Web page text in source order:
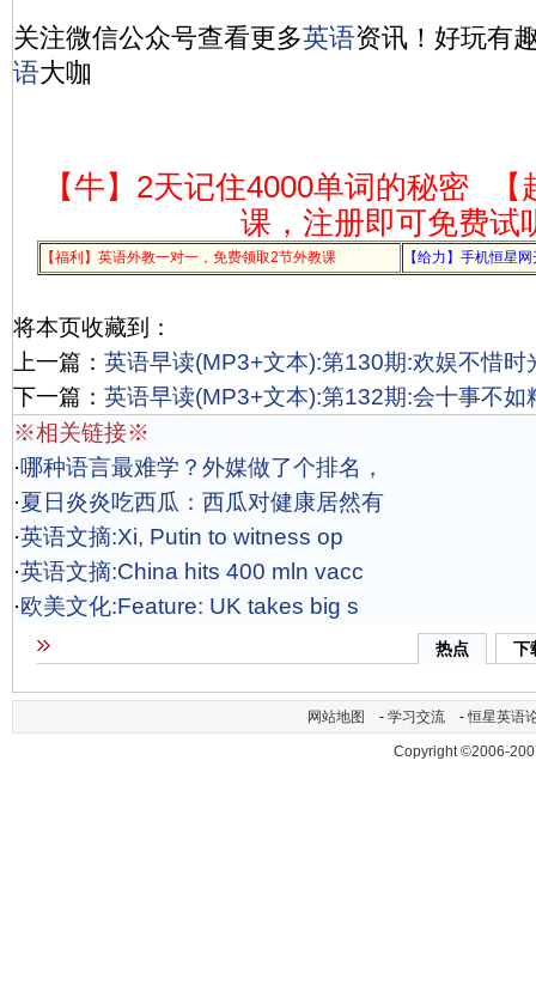
关注微信公众号查看更多英语资讯！好玩有
语大咖
【牛】2天记住4000单词的秘密
课，注册即可免费试
【福利】英语外教一对一，免费领取2节外教课 【给力】手机恒星
将本页收藏到：
上一篇： 英语早读(MP3+文本):第130期:欢娱不惜时
下一篇： 英语早读(MP3+文本):第132期:会十事不如
※相关链接※
·哪种语言最难学？外媒做了个排名，
·夏日炎炎吃西瓜：西瓜对健康居然有
·英语文摘:Xi, Putin to witness op
·英语文摘:China hits 400 mln vacc
·欧美文化:Feature: UK takes big s
热点 下
网站地图 - 学习交流 -恒星英语
Copyright ©2006-